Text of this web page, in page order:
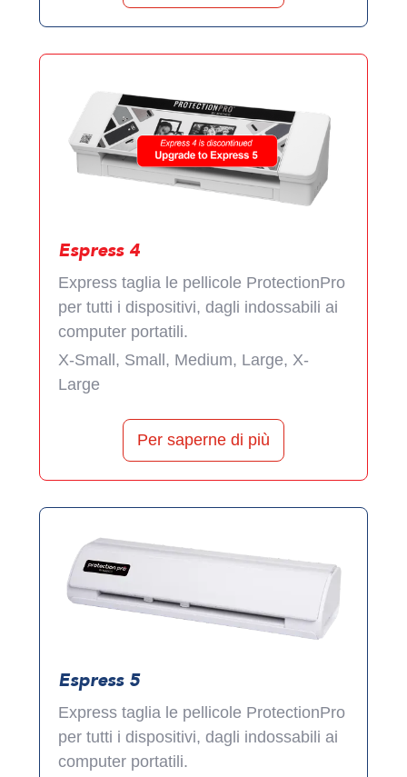
Espress 4
Express taglia le pellicole ProtectionPro
per tutti i dispositivi, dagli indossabili ai
computer portatili.
X-Small, Small, Medium, Large, X-
Large
Per saperne di più
Espress 5
Express taglia le pellicole ProtectionPro
per tutti i dispositivi, dagli indossabili ai
computer portatili.